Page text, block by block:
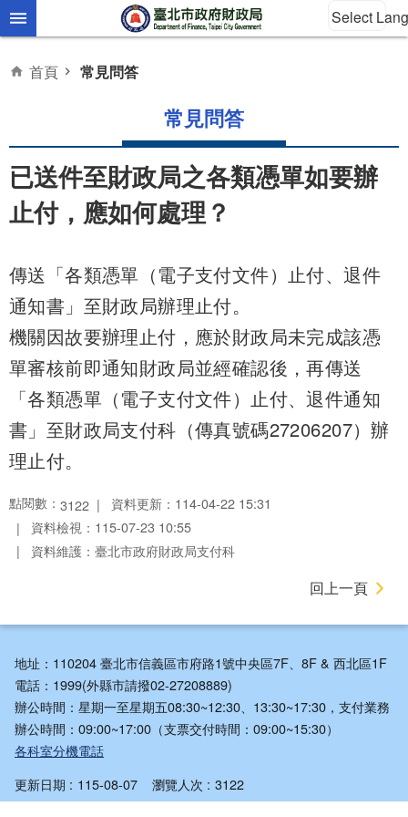
跳到主要內容區塊 Select
首頁 常見問答
常見問答
已送件至財政局之各類憑單如要辦
止付，應如何處理？
傳送「各類憑單（電子支付文件）止付、退件
通知書」至財政局辦理止付。
機關因故要辦理止付，應於財政局未完成該憑
單審核前即通知財政局並經確認後，再傳送
「各類憑單（電子支付文件）止付、退件通知
書」至財政局支付科（傳真號碼27206207）辦
理止付。
點閱數： 3122
資料更新：114-04-22 15:31
資料檢視：115-07-23 10:55
資料維護：臺北市政府財政局支付科
回上一頁
地址：110204 臺北市信義區市府路1號中央區7F、8F & 西北區1F
電話：1999(外縣市請撥02-27208889)
辦公時間：星期一至星期五08:30~12:30、13:30~17:30，支付業務
辦公時間：09:00~17:00（支票交付時間：09:00~15:30）
各科室分機電話
更新日期
115-08-07 瀏覽人次 3122